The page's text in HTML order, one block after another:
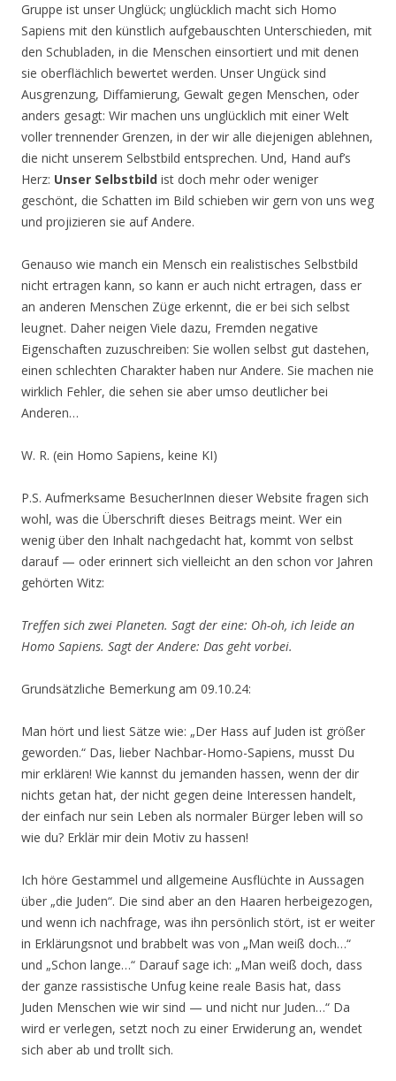
Gruppe ist unser Unglück; unglücklich macht sich Homo
Sapiens mit den künstlich aufgebauschten Unterschieden, mit
den Schubladen, in die Menschen einsortiert und mit denen
sie oberflächlich bewertet werden. Unser Ungück sind
Ausgrenzung, Diffamierung, Gewalt gegen Menschen, oder
anders gesagt: Wir machen uns unglücklich mit einer Welt
voller trennender Grenzen, in der wir alle diejenigen ablehnen,
die nicht unserem Selbstbild entsprechen. Und, Hand auf’s
Herz: Unser Selbstbild ist doch mehr oder weniger
geschönt, die Schatten im Bild schieben wir gern von uns weg
und projizieren sie auf Andere.
Genauso wie manch ein Mensch ein realistisches Selbstbild
nicht ertragen kann, so kann er auch nicht ertragen, dass er
an anderen Menschen Züge erkennt, die er bei sich selbst
leugnet. Daher neigen Viele dazu, Fremden negative
Eigenschaften zuzuschreiben: Sie wollen selbst gut dastehen,
einen schlechten Charakter haben nur Andere. Sie machen nie
wirklich Fehler, die sehen sie aber umso deutlicher bei
Anderen…
W. R. (ein Homo Sapiens, keine KI)
P.S. Aufmerksame BesucherInnen dieser Website fragen sich
wohl, was die Überschrift dieses Beitrags meint. Wer ein
wenig über den Inhalt nachgedacht hat, kommt von selbst
darauf — oder erinnert sich vielleicht an den schon vor Jahren
gehörten Witz:
Treffen sich zwei Planeten. Sagt der eine: Oh-oh, ich leide an
Homo Sapiens. Sagt der Andere: Das geht vorbei.
Grundsätzliche Bemerkung am 09.10.24:
Man hört und liest Sätze wie: „Der Hass auf Juden ist größer
geworden.“ Das, lieber Nachbar-Homo-Sapiens, musst Du
mir erklären! Wie kannst du jemanden hassen, wenn der dir
nichts getan hat, der nicht gegen deine Interessen handelt,
der einfach nur sein Leben als normaler Bürger leben will so
wie du? Erklär mir dein Motiv zu hassen!
Ich höre Gestammel und allgemeine Ausflüchte in Aussagen
über „die Juden“. Die sind aber an den Haaren herbeigezogen,
und wenn ich nachfrage, was ihn persönlich stört, ist er weiter
in Erklärungsnot und brabbelt was von „Man weiß doch…“
und „Schon lange…“ Darauf sage ich: „Man weiß doch, dass
der ganze rassistische Unfug keine reale Basis hat, dass
Juden Menschen wie wir sind — und nicht nur Juden…“ Da
wird er verlegen, setzt noch zu einer Erwiderung an, wendet
sich aber ab und trollt sich.